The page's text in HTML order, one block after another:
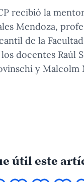
recibió la
Mendoza,
de la
docentes Raúl
y Malcolm
útil este